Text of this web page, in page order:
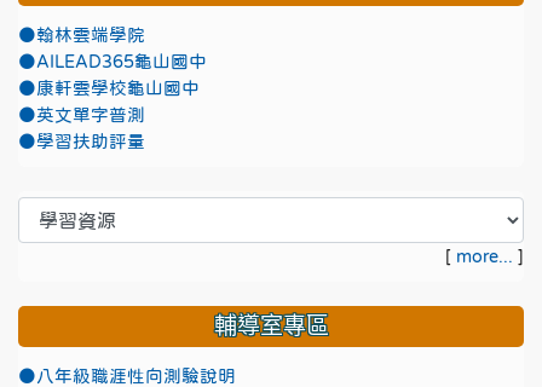
●翰林雲端學院
●AILEAD365龜山國中
●康軒雲學校龜山國中
●英文單字普測
●學習扶助評量
[ more... ]
輔導室專區
●八年級職涯性向測驗說明